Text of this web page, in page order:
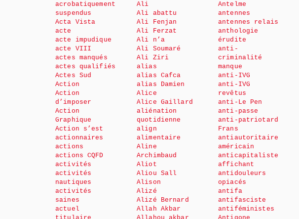
acrobatiquement
suspendus
Acta Vista
acte
acte impudique
acte VIII
actes manqués
actes qualifiés
Actes Sud
Action
Action
d’imposer
Action
Graphique
Action s’est
actionnaires
actions
actions CQFD
activités
activités
nautiques
activités
saines
actuel
Ali
Ali abattu
Ali Fenjan
Ali Ferzat
Ali n’a
Ali Soumaré
Ali Ziri
alias
alias Cafca
alias Damien
Alice
Alice Gaillard
aliénation
quotidienne
align
alimentaire
Aline
Archimbaud
Aliot
Aliou Sall
Alison
Alizé
Alizé Bernard
Allah Akbar
Antelme
antennes
antennes relais
anthologie
érudite
anti-
criminalité
manque
anti-IVG
anti-IVG
revêtus
anti-Le Pen
anti-passe
anti-patriotard
Frans
antiautoritaire
américain
anticapitaliste
affichant
antidouleurs
opiacés
antifa
antifasciste
antiféministes